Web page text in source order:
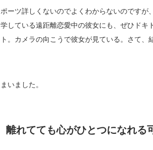
ーツ詳しくないのでよくわからないのですが
している遠距離恋愛中の彼女にも、ぜひド
。カメラの向こうで彼女が見ている。さて、
いました。
離れてても心がひとつになれる